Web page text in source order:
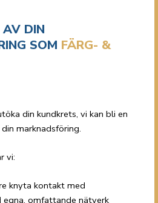
AV DIN
SOM FÄRG- &
din kundkrets, vi kan bli en
marknadsföring.
vi:
knyta kontakt med
egna, omfattande nätverk